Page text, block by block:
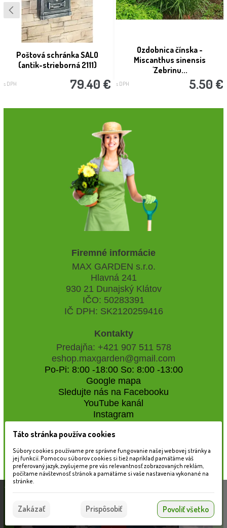
Poštová schránka SALO
(antik-strieborná 2111)
s DPH 79.40 €
Ozdobnica čínska -
Miscanthus sinensis
'Zebrinu...
s DPH 5.50 €
Firemné informácie
MAX GARDEN s.r.o.
Hlavná 241
930 21 Dunajský Klátov
IČO: 50283391
IČ DPH: SK2120259416
Kontakty
Predajňa: +421 907 511 578
eshop.maxgarden@gmail.com
Po-Pi: 8:00 -18:00 So: 8:00 -13:00
Google mapa
Sledujte nás na Facebooku
YouTube kanál
Instagram
Naše záhradné centrum
Táto stránka používa súbory cookies, ktoré nám
pomáhajú poskytovať služby. Používaním našich
služieb vyjadrujete súhlas s používaním súborov
Súhlasím
Táto stránka používa cookies
Súbory cookies používame pre správne fungovanie našej webovej stránky a
jej funkcií. Pomocou súborov cookies si tiež napríklad pamätáme váš
preferovaný jazyk, zvyšujeme pre vás relevantnosť zobrazovaných reklám,
počítame návštevnosť stránok a pamätáme si vaše nastavenia vykonané na
stránke.
Zakázať Prispôsobiť Povoliť všetko